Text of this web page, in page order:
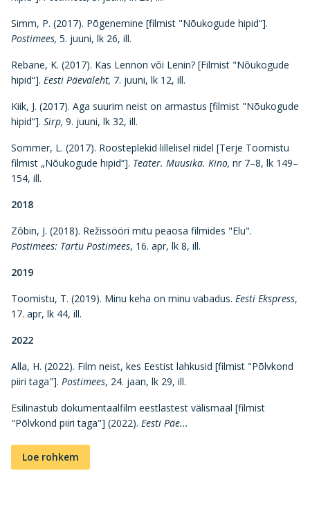
Simm, P. (2017). Põgenemine [filmist "Nõukogude hipid“].
Postimees, 5. juuni, lk 26, ill.
Rebane, K. (2017). Kas Lennon või Lenin? [Filmist "Nõukogude
hipid“]. Eesti Päevaleht, 7. juuni, lk 12, ill.
Kiik, J. (2017). Aga suurim neist on armastus [filmist "Nõukogude
hipid“]. Sirp, 9. juuni, lk 32, ill.
Sommer, L. (2017). Roosteplekid lillelisel riidel [Terje Toomistu
filmist „Nõukogude hipid“]. Teater. Muusika. Kino, nr 7–8, lk 149–
154, ill.
2018
Zõbin, J. (2018). Režissööri mitu peaosa filmides "Elu".
Postimees: Tartu Postimees, 16. apr, lk 8, ill.
2019
Toomistu, T. (2019). Minu keha on minu vabadus. Eesti Ekspress,
17. apr, lk 44, ill.
2022
Alla, H. (2022). Film neist, kes Eestist lahkusid [filmist "Põlvkond
piiri taga"]. Postimees, 24. jaan, lk 29, ill.
Esilinastub dokumentaalfilm eestlastest välismaal [filmist
"Põlvkond piiri taga"] (2022). Eesti Päe...
Loe rohkem